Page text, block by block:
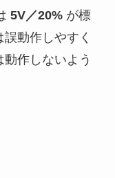
5V／20%が標
動作しやすく
作しないよう